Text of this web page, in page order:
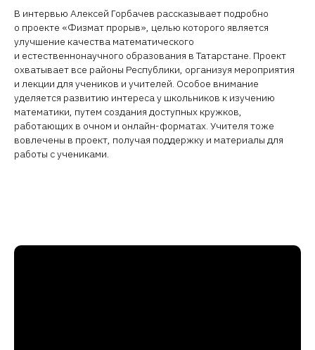
В интервью Алексей Горбачев рассказывает подробно
о проекте «Физмат прорыв», целью которого является
улучшение качества математического
и естественнонаучного образования в Татарстане. Проект
охватывает все районы Республики, организуя мероприятия
и лекции для учеников и учителей. Особое внимание
уделяется развитию интереса у школьников к изучению
математики, путем создания доступных кружков,
работающих в очном и онлайн-форматах. Учителя тоже
вовлечены в проект, получая поддержку и материалы для
работы с учениками.